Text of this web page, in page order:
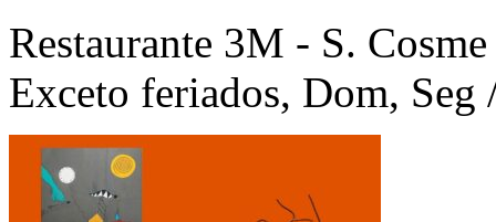
Restaurante 3M - S.
Exceto feriados, Dom, Seg